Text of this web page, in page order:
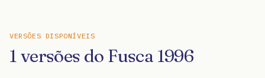
VERSÕES DISPONÍVEIS
1versões do Fusca 1996